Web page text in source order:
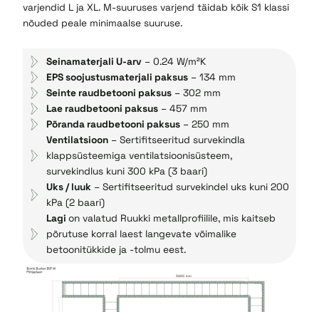
varjendid L ja XL. M-suuruses varjend täidab kõik S1 klassi
nõuded peale minimaalse suuruse.
Seinamaterjali U-arv – 0.24 W/m²K
EPS soojustusmaterjali paksus – 134 mm
Seinte raudbetooni paksus – 302 mm
Lae raudbetooni paksus – 457 mm
Põranda raudbetooni paksus – 250 mm
Ventilatsioon – Sertifitseeritud survekindla
klappsüsteemiga ventilatsioonisüsteem,
survekindlus kuni 300 kPa (3 baari)
Uks / luuk – Sertifitseeritud survekindel uks kuni 200
kPa (2 baari)
Lagi on valatud Ruukki metallprofiilile, mis kaitseb
põrutuse korral laest langevate võimalike
betoonitükkide ja -tolmu eest.